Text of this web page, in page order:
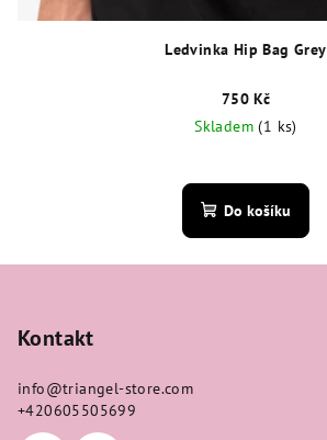
Ledvinka Hip Bag Grey
750 Kč
Skladem(1 ks)
Do košíku
Kontakt
info@triangel-store.com
+420605505699